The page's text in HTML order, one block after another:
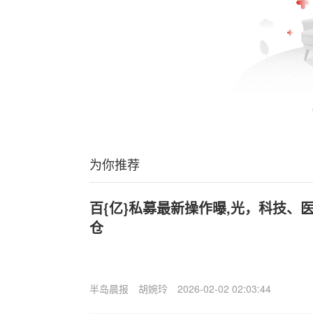
为你推荐
百{亿}私募最新操作曝,光，科技、
仓
半岛晨报 胡婉玲 2026-02-02 02:03:44